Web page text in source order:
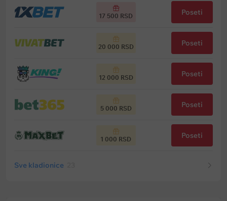
17 500 RSD Poseti
20 000 RSD Poseti
12 000 RSD Poseti
5 000 RSD Poseti
1 000 RSD Poseti
Sve kladionice